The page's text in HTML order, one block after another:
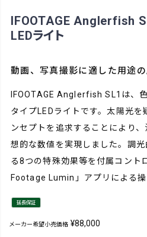
IFOOTAGE Anglerfish
LEDライト
動画、写真撮影に適した用途
IFOOTAGE Anglerfish SL1は、
タイプLEDライトです。太陽光を
ンセプトを追求することにより
想的な数値を実現しました。調
る8つの特殊効果等を付属コント
Footage Lumin」アプリによる操
延長保証
メーカー希望小売価格 ¥88,000